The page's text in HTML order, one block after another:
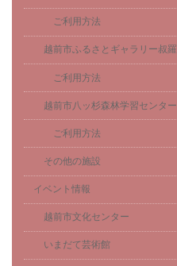
ご利用方法
越前市ふるさとギャラリー叔羅
ご利用方法
越前市八ッ杉森林学習センター
ご利用方法
その他の施設
イベント情報
越前市文化センター
いまだて芸術館